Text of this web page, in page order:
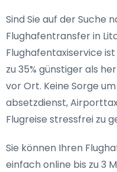
Sind Sie auf der Suche
Flughafentransfer in
Flughafentaxiservice
zu 35% günstiger als
vor Ort. Keine Sorge
absetzdienst,
Flugreise stressfrei zu
Sie können Ihren
einfach online bis zu 3